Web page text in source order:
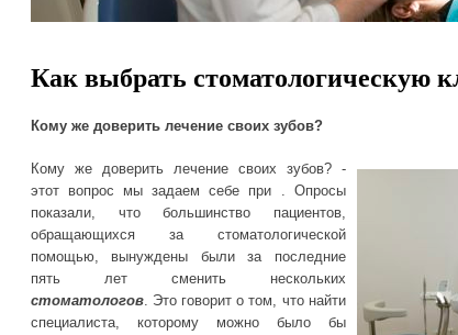
Как выбрать стоматологическую
Кому же доверить лечение своих зубов?
Кому же доверить лечение своих зубов? -
этот вопрос мы задаем себе при . Опросы
показали, что большинство пациентов,
обращающихся за стоматологической
помощью, вынуждены были за последние
пять лет сменить нескольких
стоматологов. Это говорит о том, что найти
специалиста, которому можно было бы